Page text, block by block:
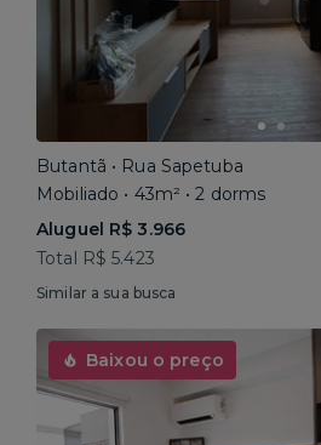
Butantã • Rua Sapetuba
Mobiliado • 43m² • 2 dorms
Aluguel R$ 3.966
Total R$ 5.423
Similar a sua busca
Baixou o preço